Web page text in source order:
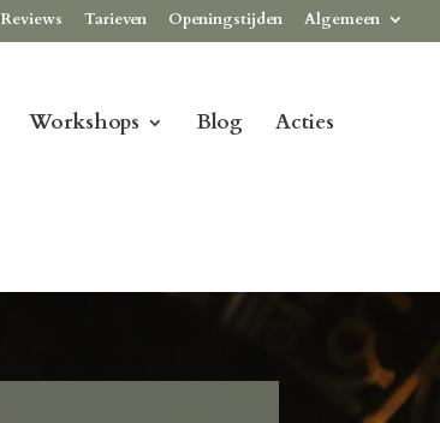
Reviews Tarieven Openingstijden Algemeen
Workshops Blog Acties